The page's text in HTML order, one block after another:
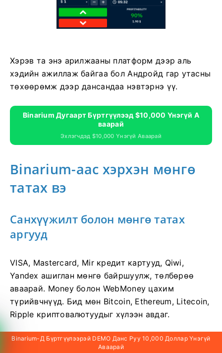
Хэрэв та энэ арилжааны платформ дээр аль
хэдийн ажиллаж байгаа бол Андройд гар утасны
төхөөрөмж дээр дансандаа нэвтэрнэ үү.
Binarium Дугаарт Бүртгүүлээд $10,000 Үнэгүй А
Ваарай
Эхлэгчдэд $10,000 Үнэгүй Аваарай
Binarium-аас хэрхэн мөнгө
татах вэ
Санхүүжилт болон мөнгө татах
аргууд
VISA, Mastercard, Mir кредит картууд, Qiwi,
Yandex ашиглан мөнгө байршуулж, төлбөрөө
аваарай. Money болон WebMoney цахим
түрийвчнүүд. Бид мөн Bitcoin, Ethereum, Litecoin,
Ripple криптовалютуудыг хүлээн авдаг.
Binarium-Д Бүртгүүлээрэй DEMO Данс Руу 10,000 Доллар Үнэгүй
Аваарай